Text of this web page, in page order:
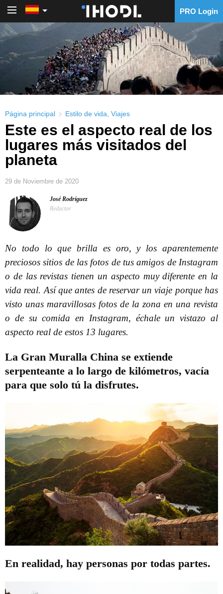
PRO Login
Página principal Estilo de vida Viajes
Este es el aspecto real de los
lugares más visitados del
planeta
29 de Noviembre de 2020
José Rodríguez
Redactor
No todo lo que brilla es oro, y los aparentemente
preciosos sitios de las fotos de tus amigos de Instagram
o de las revistas tienen un aspecto muy diferente en la
vida real. Así que antes de reservar un viaje porque has
visto unas maravillosas fotos de la zona en una revista
o de su comida en Instagram, échale un vistazo al
aspecto real de estos 13 lugares.
La Gran Muralla China se extiende
serpenteante a lo largo de kilómetros, vacía
para que solo tú la disfrutes.
En realidad, hay personas por todas partes.